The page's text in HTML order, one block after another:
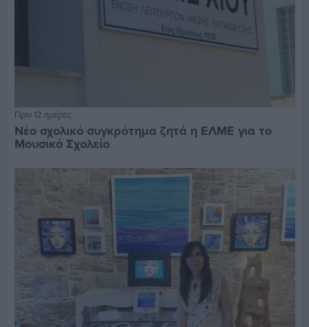
Πριν 12 ημέρες
Νέο σχολικό συγκρότημα ζητά η ΕΛΜΕ για το
Μουσικό Σχολείο